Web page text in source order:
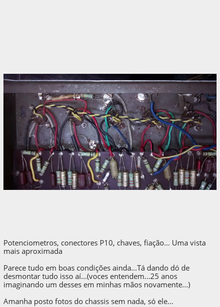
Potenciometros, conectores P10, chaves, fiação... Uma vista
mais aproximada
Parece tudo em boas condições ainda...Tá dando dó de
desmontar tudo isso aí...(voces entendem...25 anos
imaginando um desses em minhas mãos novamente...)
Amanha posto fotos do chassis sem nada, só ele...